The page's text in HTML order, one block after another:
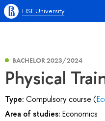
HSE University
BACHELOR 2023/2024
Physical
Type: Compulsory course (
Area of studies: Economics